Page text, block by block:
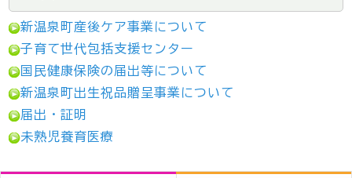
新温泉町産後ケア事業について
子育て世代包括支援センター
国民健康保険の届出等について
新温泉町出生祝品贈呈事業について
届出・証明
未熟児養育医療